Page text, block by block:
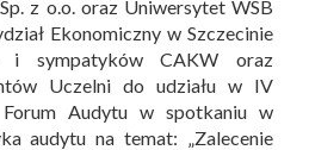
z o.o. oraz Uniwersytet WSB
Ekonomiczny w Szczecinie
i sympatyków CAKW oraz
Uczelni do udziału w IV
Forum Audytu w spotkaniu w
audytu na temat: „Zalecenie